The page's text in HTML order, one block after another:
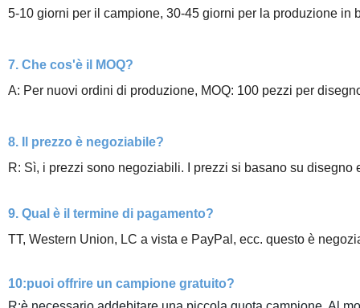
5-10 giorni per il campione, 30-45 giorni per la produzione in
7. Che cos'è il MOQ?
A: Per nuovi ordini di produzione, MOQ: 100 pezzi per
8. Il prezzo è negoziabile?
R: Sì, i prezzi sono negoziabili. I prezzi si basano su disegno
9. Qual è il termine di pagamento?
TT, Western Union, LC a vista e PayPal, ecc. questo è
10:puoi offrire un campione gratuito?